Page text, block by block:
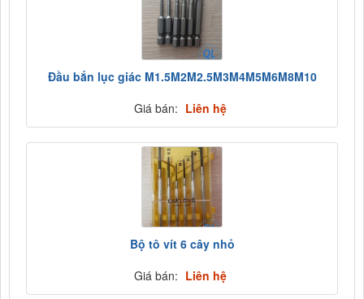
Đầu bắn lục giác M1.5M2M2.5M3M4M5M6M8M10
Giá bán: Liên hệ
Bộ tô vít 6 cây nhỏ
Giá bán: Liên hệ